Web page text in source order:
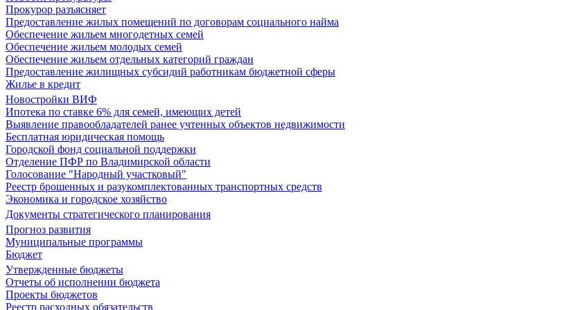
Прокурор разъясняет
Предоставление жилых помещений по договорам социального найма
Обеспечение жильем многодетных семей
Обеспечение жильем молодых семей
Обеспечение жильем отдельных категорий граждан
Предоставление жилищных субсидий работникам бюджетной сферы
Жилье в кредит
Новостройки ВИФ
Ипотека по ставке 6% для семей, имеющих детей
Выявление правообладателей ранее учтенных объектов недвижимости
Бесплатная юридическая помощь
Городской фонд социальной поддержки
Отделение ПФР по Владимирской области
Голосование "Народный участковый"
Реестр брошенных и разукомплектованных транспортных средств
Экономика и городское хозяйство
Документы стратегического планирования
Прогноз развития
Муниципальные программы
Бюджет
Утвержденные бюджеты
Отчеты об исполнении бюджета
Проекты бюджетов
Реестр расходных обязательств